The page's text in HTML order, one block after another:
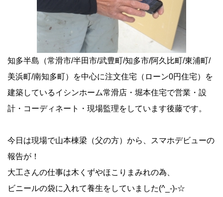
知多半島（常滑市/半田市/武豊町/知多市/阿久比町/東浦町/
美浜町/南知多町）を中心に注文住宅（ローン0円住宅）を
建築しているイシンホーム常滑店・堀本住宅で営業・設
計・コーディネート・現場監理をしています後藤です。
今日は現場で山本棟梁（父の方）から、スマホデビューの
報告が！
大工さんの仕事は木くずやほこりまみれの為、
ビニールの袋に入れて養生をしていました(^_-)-☆